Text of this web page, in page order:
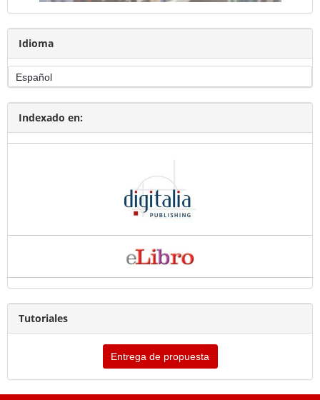
Idioma
Indexado en:
Tutoriales
Entrega de propuesta